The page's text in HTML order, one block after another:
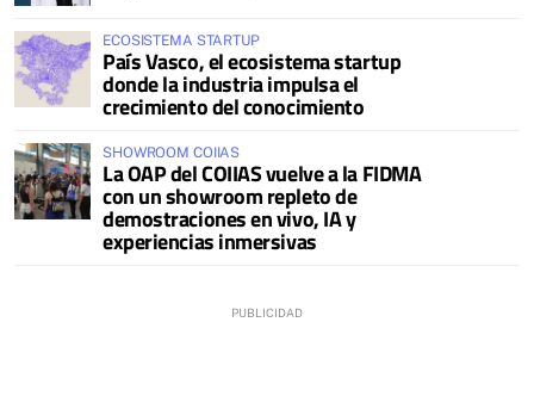
ECOSISTEMA STARTUP
País Vasco, el ecosistema startup
donde la industria impulsa el
crecimiento del conocimiento
SHOWROOM COIIAS
La OAP del COIIAS vuelve a la FIDMA
con un showroom repleto de
demostraciones en vivo, IA y
experiencias inmersivas